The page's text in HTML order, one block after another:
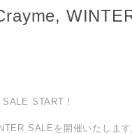
START！
SALEを開催いたします